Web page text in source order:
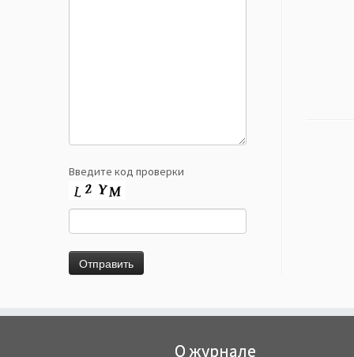
Введите код проверки
О журнале